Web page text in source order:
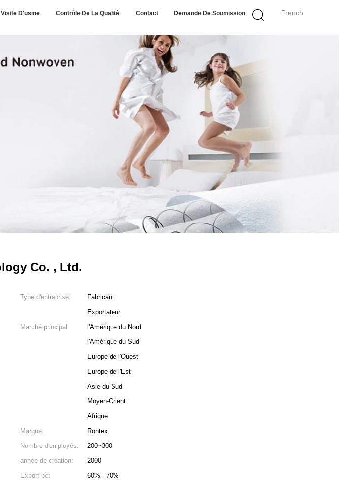
French
Visite D'usine Contrôle De La Qualité Contact Demande De Soumission
Co. , Ltd.
Type d'entreprise:
Fabricant
Exportateur
Marché principal:
l'Amérique du Nord
l'Amérique du Sud
Europe de l'Ouest
Europe de l'Est
Asie du Sud
Moyen-Orient
Afrique
Marque:
Rontex
Nombre d'employés:
200~300
année de création:
2000
Export pc:
60% - 70%